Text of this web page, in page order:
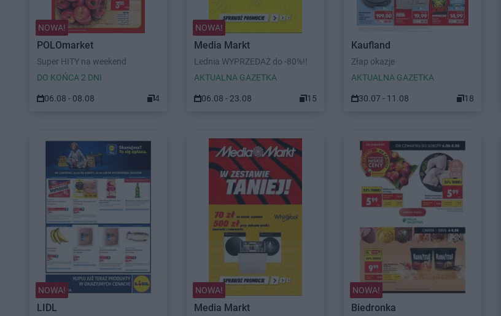
NOWA!
POLOmarket
Super HITY na weekend
DO KOŃCA 2 DNI
06.08 - 08.08 4
NOWA!
Media Markt
Lednia WYPRZEDAŻ do -80%!!
AKTUALNA GAZETKA
06.08 - 23.08 15
Kaufland
Złap okazje
AKTUALNA GAZETKA
30.07 - 11.08 18
NOWA!
LIDL
NOWA!
Media Markt
NOWA!
Biedronka